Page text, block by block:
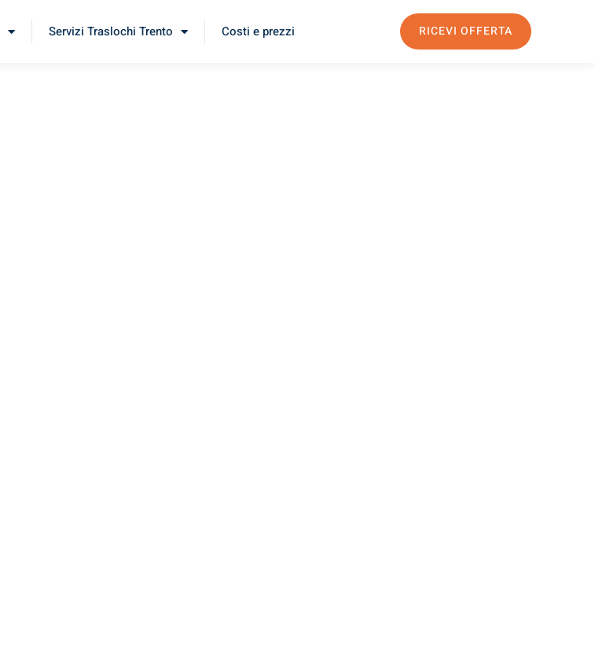
Servizi Traslochi Trento Costi e prezzi RICEVI OFFERTA